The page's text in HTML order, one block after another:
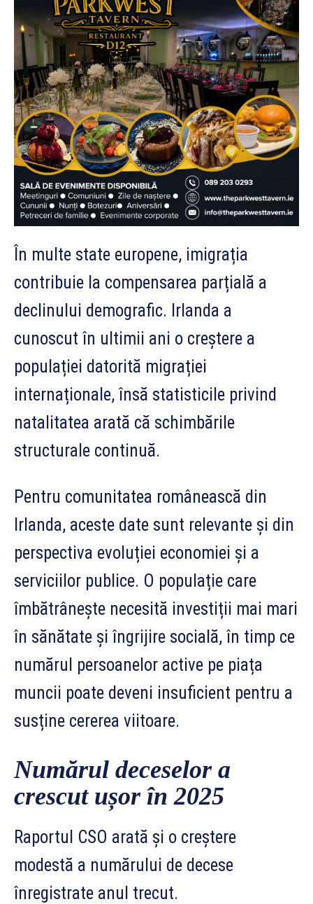
În multe state europene, imigrația
contribuie la compensarea parțială a
declinului demografic. Irlanda a
cunoscut în ultimii ani o creștere a
populației datorită migrației
internaționale, însă statisticile privind
natalitatea arată că schimbările
structurale continuă.
Pentru comunitatea românească din
Irlanda, aceste date sunt relevante și din
perspectiva evoluției economiei și a
serviciilor publice. O populație care
îmbătrânește necesită investiții mai mari
în sănătate și îngrijire socială, în timp ce
numărul persoanelor active pe piața
muncii poate deveni insuficient pentru a
susține cererea viitoare.
Numărul deceselor a
crescut ușor în 2025
Raportul CSO arată și o creștere
modestă a numărului de decese
înregistrate anul trecut.